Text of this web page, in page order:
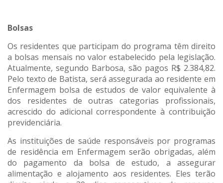
Bolsas
Os residentes que participam do programa têm direito
a bolsas mensais no valor estabelecido pela legislação.
Atualmente, segundo Barbosa, são pagos R$ 2.384,82.
Pelo texto de Batista, será assegurada ao residente em
Enfermagem bolsa de estudos de valor equivalente à
dos residentes de outras categorias profissionais,
acrescido do adicional correspondente à contribuição
previdenciária.
As instituições de saúde responsáveis por programas
de residência em Enfermagem serão obrigadas, além
do pagamento da bolsa de estudo, a assegurar
alimentação e alojamento aos residentes. Eles terão